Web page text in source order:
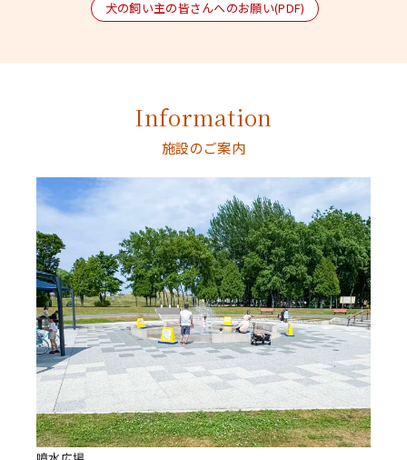
犬の飼い主の皆さんへのお願い(PDF)
Information
施設のご案内